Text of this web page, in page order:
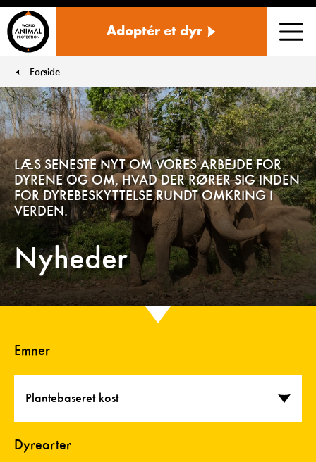
Adoptér et dyr
Forside
Nyheder
LÆS SENESTE NYT OM VORES ARBEJDE FOR
DYRENE OG OM, HVAD DER RØRER SIG INDEN
FOR DYREBESKYTTELSE RUNDT OMKRING I
VERDEN.
Emner
Plantebaseret kost
Dyrearter